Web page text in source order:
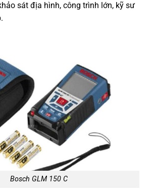
sát địa hình, công trình lớn, kỹ sư
Bosch GLM 150 C